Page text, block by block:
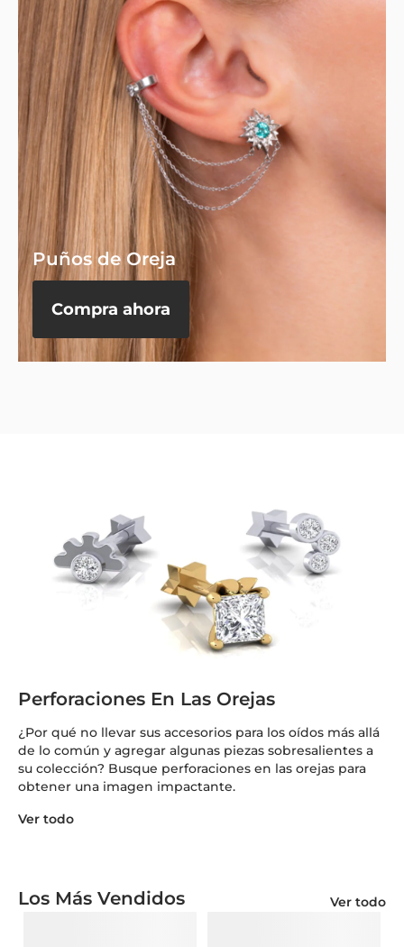
Puños de Oreja
Compra ahora
Perforaciones En Las Orejas
¿Por qué no llevar sus accesorios para los oídos más allá
de lo común y agregar algunas piezas sobresalientes a
su colección? Busque perforaciones en las orejas para
obtener una imagen impactante.
Ver todo
Los Más Vendidos Ver todo